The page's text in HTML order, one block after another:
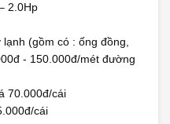
2.0Hp
(gồm có : ống đồng,
- 150.000đ/mét đường
cái
cái